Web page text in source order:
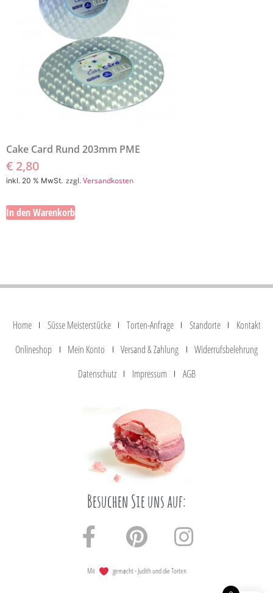
Cake Card Rund 203mm PME
€ 2,80
inkl. 20 % MwSt. zzgl.Versandkosten
In den Warenkorb
Home Süsse Meisterstücke Torten-Anfrage Standorte
Kontakt
Onlineshop
Mein Konto Versand & Zahlung
Widerrufsbelehrung
Datenschutz
Impressum AGB
Besuchen Sie uns auf:
Mit gemacht - Judith und die Torten